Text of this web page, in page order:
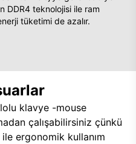
DDR4 teknolojisi ile ram
tüketimi de azalır.
klavye -mouse
çalışabilirsiniz çünkü
ergonomik kullanım